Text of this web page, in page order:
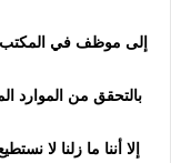
إلى موظف في المكتب
بالتحقق من الموارد
إلا أننا ما زلنا لا